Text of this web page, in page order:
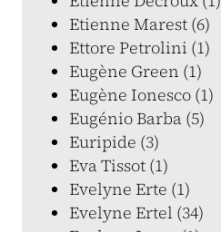
Etienne Marest (6)
Ettore Petrolini (1)
Eugène Green (1)
Eugène Ionesco (1)
Eugénio Barba (5)
Euripide (3)
Eva Tissot (1)
Evelyne Erte (1)
Evelyne Ertel (34)